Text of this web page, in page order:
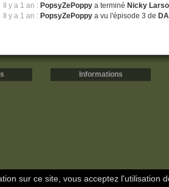
Il y a 1 an : PopsyZePoppy a terminé Nicky
Il y a 1 an : PopsyZePoppy a vu l'épisode 3 de
Informations
sur ce site, vous acceptez l'utilisation